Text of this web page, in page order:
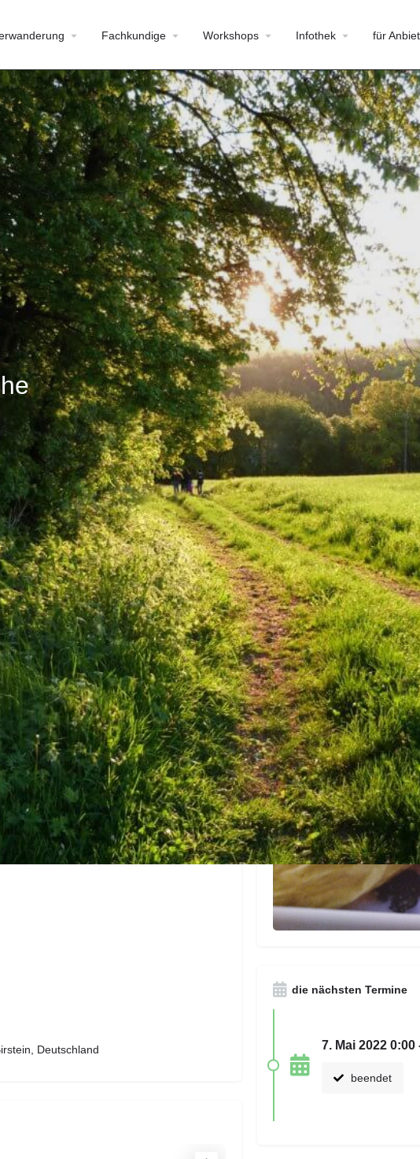
Fachkundige Workshops Infothek für
Profil Bewertungen
senden zur Webseite E-Mail senden anrufen
die grünen essbaren Wildpflanzen für die
und sprießt es aus dem Boden. Alles ist
oder als wilder Spinat - jetzt steht
zur Verfügung.
Deutschland
Fotos & Eindrücke
die nächsten Termine
7. Mai 2022 0:00
beendet